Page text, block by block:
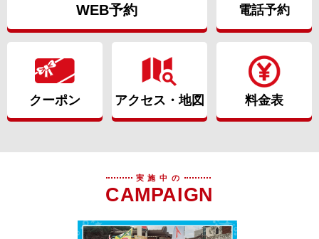
WEB予約 電話予約
クーポン アクセス・地図 料金表
実施中の
CAMPAIGN